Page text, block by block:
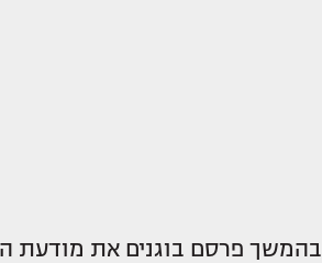
בהמשך פרסם בוגנים את מודעת